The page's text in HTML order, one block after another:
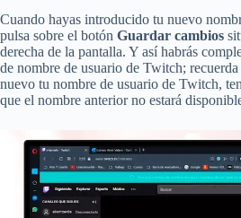
Cuando hayas introducido tu nuevo
pulsa sobre el botón Guardar cambios
derecha de la pantalla. Y así habrás
de nombre de usuario de Twitch;
nuevo tu nombre de usuario de Twitch,
que el nombre anterior no estará